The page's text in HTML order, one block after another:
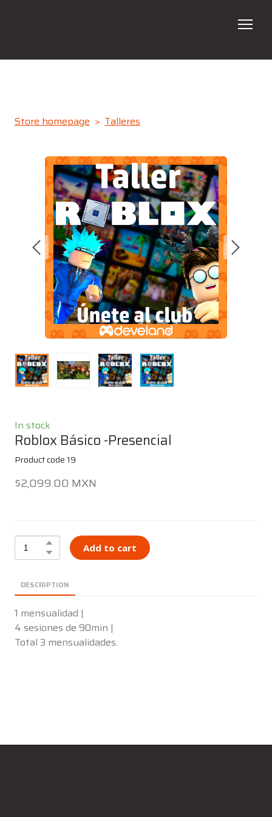
Talleres
En tu Escuela
Galería
Contacto
Verano 2026
Store homepage Talleres
In stock
Roblox Básico -Presencial
Product code 19
$2,099.00 MXN
Add to cart
DESCRIPTION
1 mensualidad |
4 sesiones de 90min |
Total 3 mensualidades.